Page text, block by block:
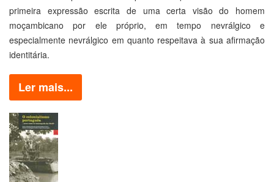
primeira expressão escrita de uma certa visão do homem
moçambicano por ele próprio, em tempo nevrálgico e
especialmente nevrálgico em quanto respeitava à sua afirmação
identitária.
Ler mais...